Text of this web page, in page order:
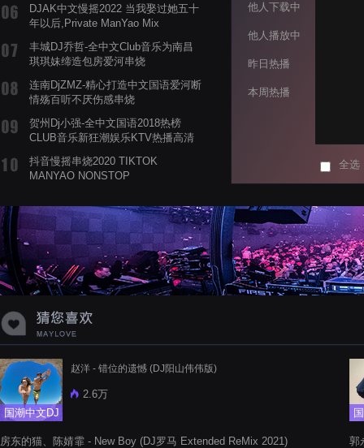
DJAK中文慢摇2022 当我娶过她五十
年以后,Private ManYao Mix
丰城DJ乔哲-全中文Club音乐为南昌
琪琪妹缔造包房爱河串烧
连南DjZMZ-精心打造中文国语爱河断
情殇百听不厌伤感串烧
贺州Dj小强-全中文国语2018热榜
CLUB音乐新狂潮娱乐KTV热播高清
抖音慢摇串烧2020 TIKTOK
MANYAO NONSTOP
蝉爸爸妈妈爱存在夏天的风是想你的
声音啊
他人下载中
他人播放中
昨日热播
本周热播
全选
国潮中文DJ
赵洋 - 错位的遗憾 (DJ阳山伟伟版)
2.6万
房东的猫、陈婧霏 - New Boy (DJ罗马 Extended ReMix 2021) 郭